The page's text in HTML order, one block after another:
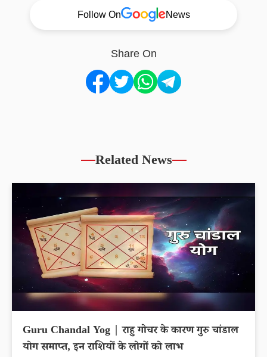
Follow On News
Share On
Related News
Guru Chandal Yog | राहु गोचर के कारण गुरु चांडाल
योग समाप्त, इन राशियों के लोगों को लाभ